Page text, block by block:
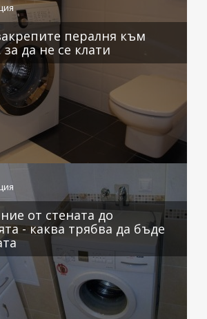
пералня към
да не се клати
от стената до
- каква трябва да бъде